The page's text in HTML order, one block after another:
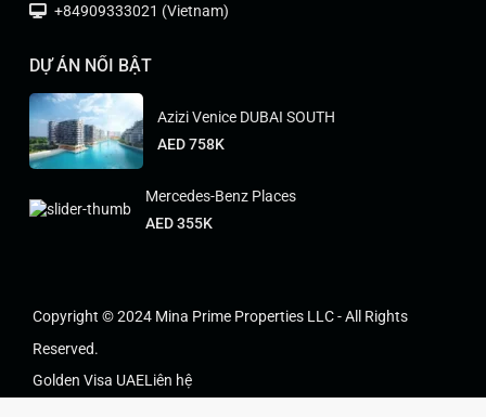
+84909333021 (Vietnam)
DỰ ÁN NỔI BẬT
Azizi Venice DUBAI SOUTH
AED 758K
Mercedes-Benz Places
AED 355K
Copyright © 2024 Mina Prime Properties LLC - All Rights
Reserved.
Golden Visa UAELiên hệ